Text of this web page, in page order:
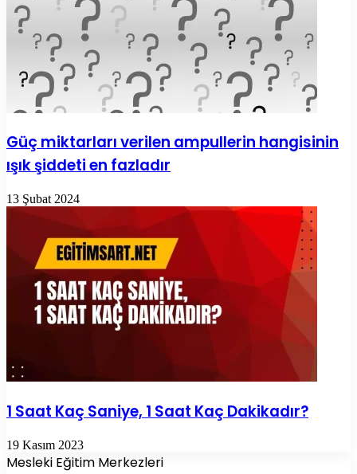
Güç miktarları verilen ampullerin hangisinin
ışık şiddeti en fazladır
13 Şubat 2024
1 Saat Kaç Saniye, 1 Saat Kaç Dakikadır?
19 Kasım 2023
Mesleki Eğitim Merkezleri